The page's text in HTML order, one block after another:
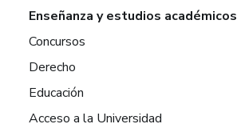
Enseñanza y estudios académicos
Concursos
Derecho
Educación
Acceso a la Universidad